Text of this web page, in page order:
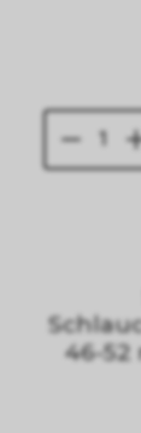
46-52